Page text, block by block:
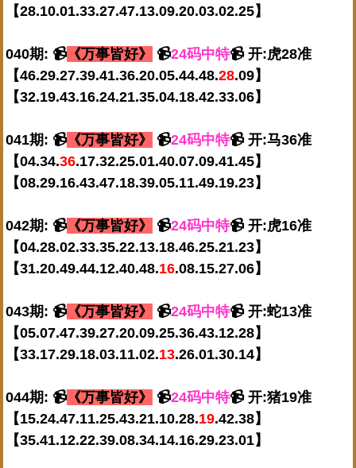
【28.10.01.33.27.47.13.09.20.03.02.25】
040期: 📹 《万事皆好》 📹24码中特📹 开:虎28准
【46.29.27.39.41.36.20.05.44.48.28.09】
【32.19.43.16.24.21.35.04.18.42.33.06】
041期: 📹 《万事皆好》 📹24码中特📹 开:马36准
【04.34.36.17.32.25.01.40.07.09.41.45】
【08.29.16.43.47.18.39.05.11.49.19.23】
042期: 📹 《万事皆好》 📹24码中特📹 开:虎16准
【04.28.02.33.35.22.13.18.46.25.21.23】
【31.20.49.44.12.40.48.16.08.15.27.06】
043期: 📹 《万事皆好》 📹24码中特📹 开:蛇13准
【05.07.47.39.27.20.09.25.36.43.12.28】
【33.17.29.18.03.11.02.13.26.01.30.14】
044期: 📹 《万事皆好》 📹24码中特📹 开:猪19准
【15.24.47.11.25.43.21.10.28.19.42.38】
【35.41.12.22.39.08.34.14.16.29.23.01】